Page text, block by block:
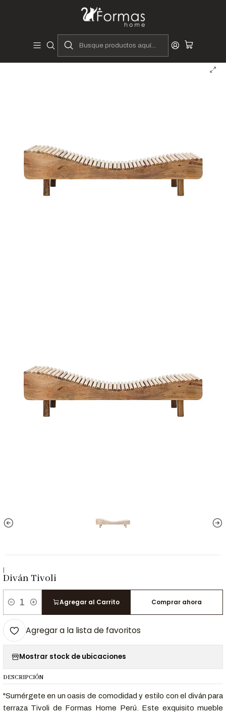
Diseñadores y Fabricantes Peruanos
Sofás de Terraza
|
Diván Tivoli
Cantidad
Agregar al Carrito Comprar ahora
Agregar a la lista de favoritos
Mostrar stock de ubicaciones
DESCRIPCIÓN
"Sumérgete en un oasis de comodidad y estilo con el diván para
terraza Tivoli de Formas Home Perú. Este exquisito mueble